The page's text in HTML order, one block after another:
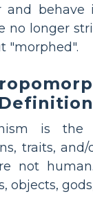
and behave
no longer
"morphed".
Definition
is
traits,
not
objects,